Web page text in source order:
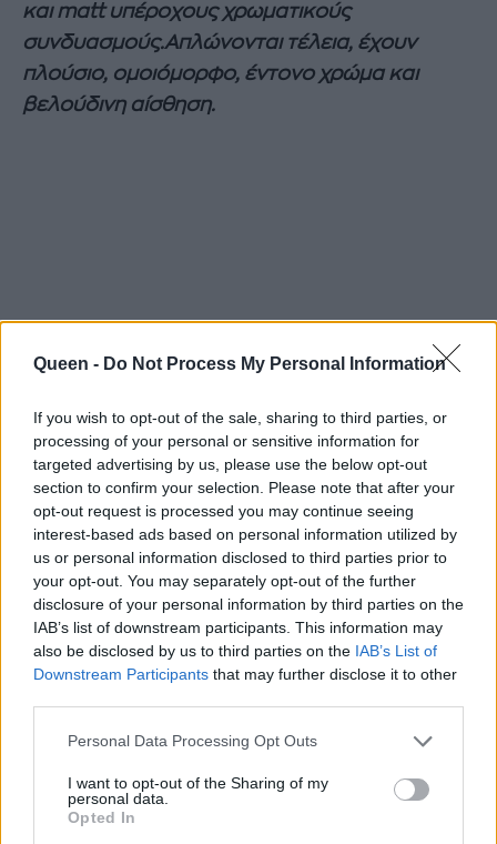
Queen - Do Not Process My Personal Information
If you wish to opt-out of the sale, sharing to third parties, or
processing of your personal or sensitive information for
targeted advertising by us, please use the below opt-out
section to confirm your selection. Please note that after your
opt-out request is processed you may continue seeing
interest-based ads based on personal information utilized by
us or personal information disclosed to third parties prior to
your opt-out. You may separately opt-out of the further
disclosure of your personal information by third parties on the
IAB’s list of downstream participants. This information may
also be disclosed by us to third parties on the IAB’s List of
Downstream Participants that may further disclose it to other
Personal Data Processing Opt Outs
I want to opt-out of the Sharing of my
personal data.
Opted In
και matt υπέροχους χρωματικούς
συνδυασμούς.Απλώνονται τέλεια, έχουν
πλούσιο, ομοιόμορφο, έντονο χρώμα και
βελούδινη αίσθηση.
ΒΗΜΑ 8: Άπλωσε την τη στα 3/4 του άνω
βλεφάρου. Συνέχισε συμπληρώνοντας και
άλλες στρώσεις, για πιο έντονο αποτέλεσμα.